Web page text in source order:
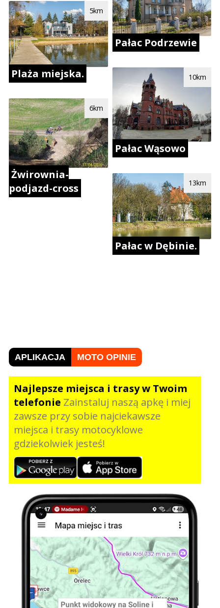
Plaża miejska.
5km
Żwirownia-
podjazd-cross
6km
Pałac Podrzewie
Pałac Wąsowo
10km
Pałac w Dębinie.
13km
APLIKACJA MOTO OPINIE
Najlepsze miejsca i trasy w Twoim
telefonie Zainstaluj naszą apkę i miej
zawsze przy sobie najciekawsze
miejsca i trasy motocyklowe
gdziekolwiek jesteś!